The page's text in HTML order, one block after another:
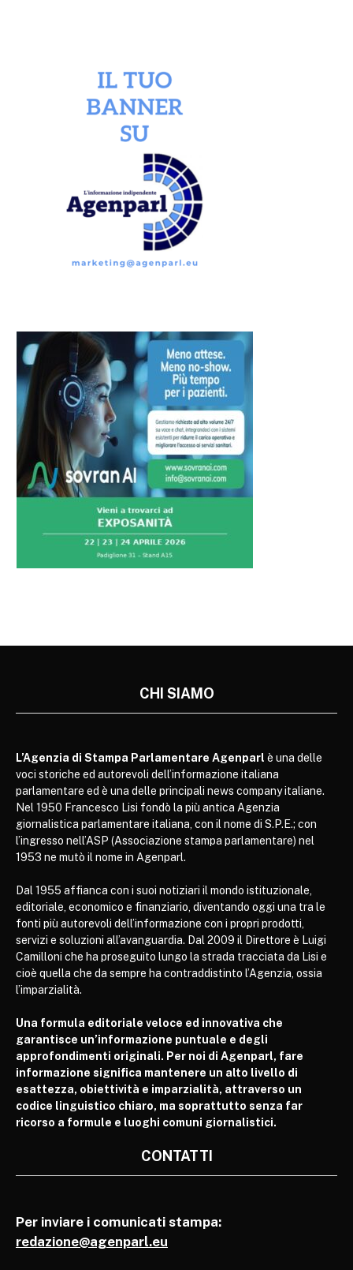
CHI SIAMO
L’Agenzia di Stampa Parlamentare Agenparl è una delle
voci storiche ed autorevoli dell’informazione italiana
parlamentare ed è una delle principali news company italiane.
Nel 1950 Francesco Lisi fondò la più antica Agenzia
giornalistica parlamentare italiana, con il nome di S.P.E.; con
l’ingresso nell’ASP (Associazione stampa parlamentare) nel
1953 ne mutò il nome in Agenparl.
Dal 1955 affianca con i suoi notiziari il mondo istituzionale,
editoriale, economico e finanziario, diventando oggi una tra le
fonti più autorevoli dell’informazione con i propri prodotti,
servizi e soluzioni all’avanguardia. Dal 2009 il Direttore è Luigi
Camilloni che ha proseguito lungo la strada tracciata da Lisi e
cioè quella che da sempre ha contraddistinto l’Agenzia, ossia
l’imparzialità.
Una formula editoriale veloce ed innovativa che
garantisce un’informazione puntuale e degli
approfondimenti originali. Per noi di Agenparl, fare
informazione significa mantenere un alto livello di
esattezza, obiettività e imparzialità, attraverso un
codice linguistico chiaro, ma soprattutto senza far
ricorso a formule e luoghi comuni giornalistici.
CONTATTI
Per inviare i comunicati stampa:
redazione@agenparl.eu